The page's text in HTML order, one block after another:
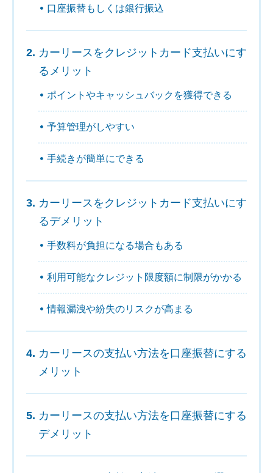
口座振替もしくは銀行振込
カーリースをクレジットカード支払いにす
るメリット
ポイントやキャッシュバックを獲得できる
予算管理がしやすい
手続きが簡単にできる
カーリースをクレジットカード支払いにす
るデメリット
手数料が負担になる場合もある
利用可能なクレジット限度額に制限がかかる
情報漏洩や紛失のリスクが高まる
カーリースの支払い方法を口座振替にする
メリット
カーリースの支払い方法を口座振替にする
デメリット